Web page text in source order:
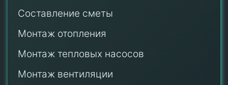
Составление сметы
Монтаж отопления
Монтаж тепловых насосов
Монтаж вентиляции